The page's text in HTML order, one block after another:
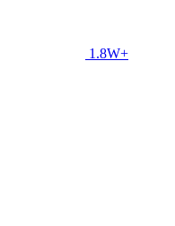
1.8W+